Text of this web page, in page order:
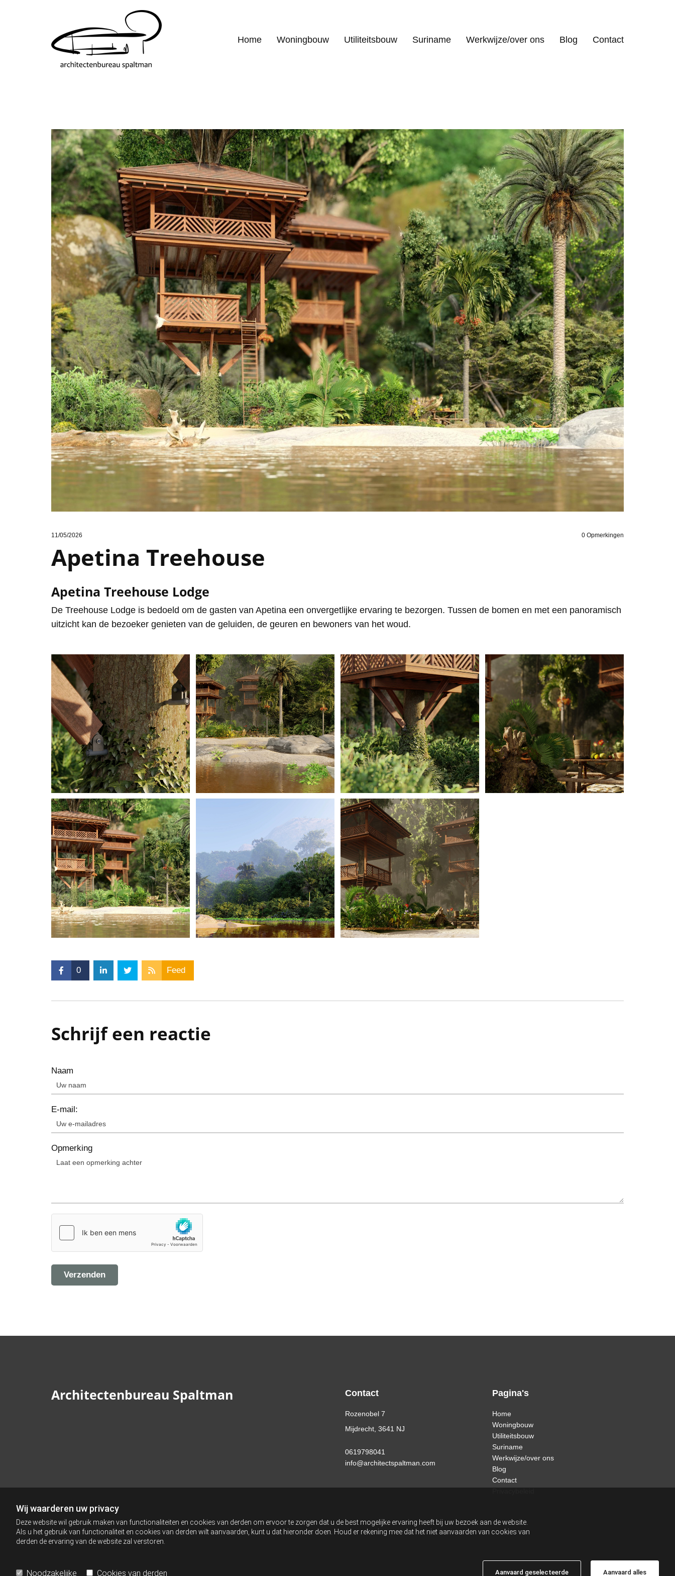
Wij waarderen uw privacy
Deze website wil gebruik maken van functionaliteiten en cookies van derden om ervoor te zorgen dat u de best mogelijke ervaring heeft bij uw bezoek aan de website.
Als u het gebruik van functionaliteit en cookies van derden wilt aanvaarden, kunt u dat hieronder doen. Houd er rekening mee dat het niet aanvaarden van cookies van
derden de ervaring van de website zal verstoren.
Noodzakelijke Cookies van derden Aanvaard geselecteerde Aanvaard alles
Home Woningbouw Utiliteitsbouw Suriname Werkwijze/over ons Blog Contact
11/05/2026 0 Opmerkingen
Apetina Treehouse
Apetina Treehouse Lodge
De Treehouse Lodge is bedoeld om de gasten van Apetina een onvergetlijke ervaring te bezorgen. Tussen de bomen en met een panoramisch
uitzicht kan de bezoeker genieten van de geluiden, de geuren en bewoners van het woud.
0 Feed
Schrijf een reactie
Naam
E-mail:
Opmerking
Architectenbureau Spaltman Contact
Rozenobel 7
Mijdrecht, 3641 NJ
0619798041
info@architectspaltman.com
Pagina's
Home
Woningbouw
Utiliteitsbouw
Suriname
Werkwijze/over ons
Blog
Contact